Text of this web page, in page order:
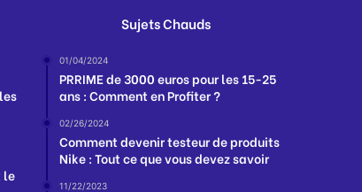
le
Sujets Chauds
01/04/2024
PRRIME de 3000 euros pour les 15-25
ans : Comment en Profiter ?
02/26/2024
Comment devenir testeur de produits
Nike : Tout ce que vous devez savoir
11/22/2023